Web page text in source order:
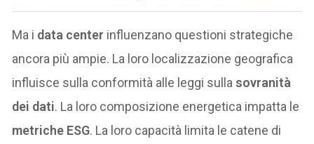
Ma i data center influenzano questioni strategiche
ancora più ampie. La loro localizzazione geografica
influisce sulla conformità alle leggi sullasovranità
dei dati. La loro composizione energetica impatta le
metriche ESG. La loro capacità limita le catene di